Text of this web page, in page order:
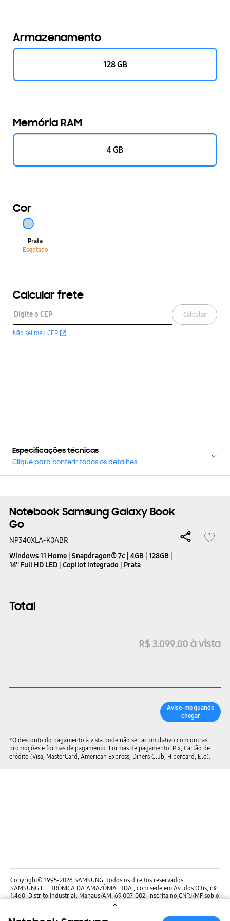
Armazenamento
128 GB
Memória RAM
4 GB
Cor
Prata
Esgotado
Calcular frete
Calcular
Não sei meu CEP
Especificações técnicas
Clique para conferir todos os detalhes
Notebook Samsung Galaxy Book
Go
NP340XLA-K0ABR
Windows 11 Home | Snapdragon® 7c | 4GB | 128GB |
14'' Full HD LED | Copilot integrado | Prata
Total
R$ 3.099,00 à vista
*O desconto do pagamento à vista pode não ser acumulativo com outras
promoções e formas de pagamento. Formas de pagamento: Pix, Cartão de
crédito (Visa, MasterCard, American Express, Diners Club, Hipercard, Elo).
Avise-me quando
chegar
Copyright© 1995-2026 SAMSUNG. Todos os direitos reservados.
SAMSUNG ELETRÔNICA DA AMAZÔNIA LTDA., com sede em Av. dos Oitis, nº
1.460, Distrito Industrial, Manaus/AM, 69.007-002, inscrita no CNPJ/MF sob o